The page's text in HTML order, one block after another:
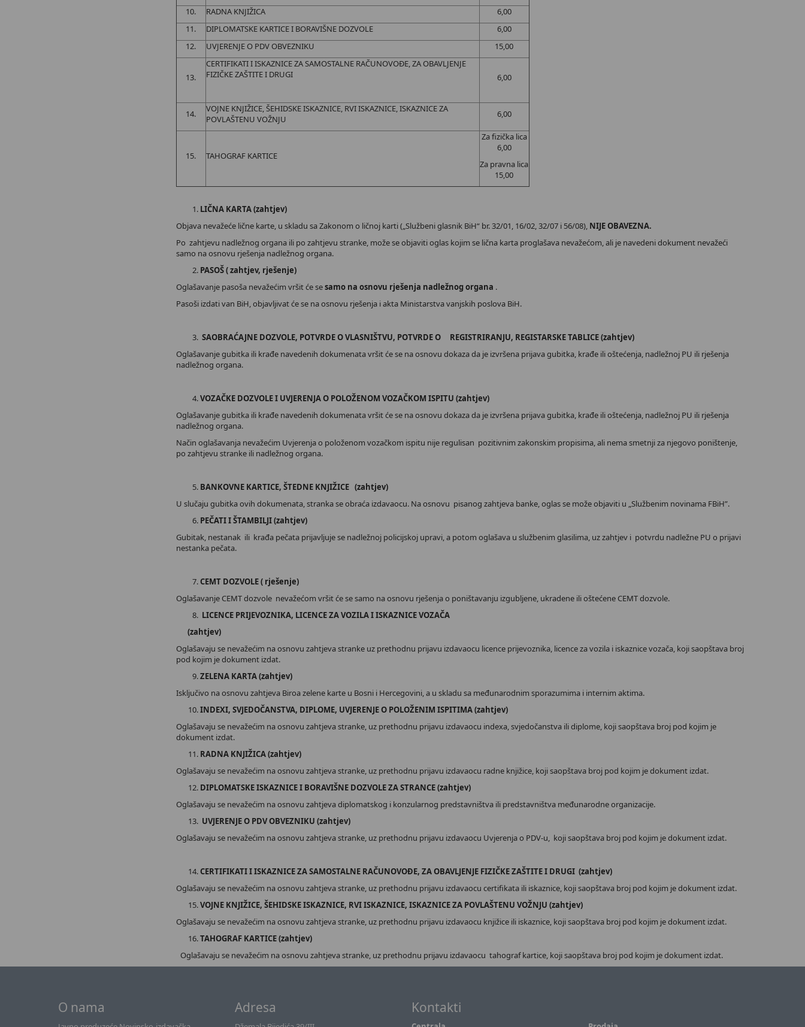
10.
RADNA KNJIŽICA
6,00
11.
DIPLOMATSKE KARTICE I BORAVIŠNE DOZVOLE
6,00
12.
UVJERENJE O PDV OBVEZNIKU 15,00
13.
CERTIFIKATI I ISKAZNICE ZA SAMOSTALNE RAČUNOVOĐE, ZA OBAVLJENJE
FIZIČKE ZAŠTITE I DRUGI
6,00
14.
VOJNE KNJIŽICE, ŠEHIDSKE ISKAZNICE, RVI ISKAZNICE, ISKAZNICE ZA
POVLAŠTENU VOŽNJU
6,00
15. TAHOGRAF KARTICE
Za fizička lica
6,00
Za pravna lica
15,00
LIČNA KARTA (zahtjev)
Objava nevažeće lične karte, u skladu sa Zakonom o ličnoj karti („Službeni glasnik BiH“ br. 32/01, 16/02, 32/07 i 56/08), NIJE OBAVEZNA.
Po zahtjevu nadležnog organa ili po zahtjevu stranke, može se objaviti oglas kojim se lična karta proglašava nevažećom, ali je navedeni dokument nevažeći
samo na osnovu rješenja nadležnog organa.
PASOŠ ( zahtjev, rješenje)
Oglašavanje pasoša nevažećim vršit će sesamo na osnovu rješenja nadležnog organa .
Pasoši izdati van BiH, objavljivat će se na osnovu rješenja i akta Ministarstva vanjskih poslova BiH.
SAOBRAĆAJNE DOZVOLE, POTVRDE O VLASNIŠTVU, POTVRDE O REGISTRIRANJU, REGISTARSKE TABLICE (zahtjev)
Oglašavanje gubitka ili krađe navedenih dokumenata vršit će se na osnovu dokaza da je izvršena prijava gubitka, krađe ili oštećenja, nadležnoj PU ili rješenja
nadležnog organa.
VOZAČKE DOZVOLE I UVJERENJA O POLOŽENOM VOZAČKOM ISPITU (zahtjev)
Oglašavanje gubitka ili krađe navedenih dokumenata vršit će se na osnovu dokaza da je izvršena prijava gubitka, krađe ili oštećenja, nadležnoj PU ili rješenja
nadležnog organa.
Način oglašavanja nevažećim Uvjerenja o položenom vozačkom ispitu nije regulisan pozitivnim zakonskim propisima, ali nema smetnji za njegovo poništenje,
po zahtjevu stranke ili nadležnog organa.
BANKOVNE KARTICE, ŠTEDNE KNJIŽICE (zahtjev)
U slučaju gubitka ovih dokumenata, stranka se obraća izdavaocu. Na osnovu pisanog zahtjeva banke, oglas se može objaviti u „Službenim novinama FBiH”.
PEČATI I ŠTAMBILJI (zahtjev)
Gubitak, nestanak ili krađa pečata prijavljuje se nadležnoj policijskoj upravi, a potom oglašava u službenim glasilima, uz zahtjev i potvrdu nadležne PU o prijavi
nestanka pečata.
CEMT DOZVOLE ( rješenje)
Oglašavanje CEMT dozvole nevažećom vršit će se samo na osnovu rješenja o poništavanju izgubljene, ukradene ili oštećene CEMT dozvole.
LICENCE PRIJEVOZNIKA, LICENCE ZA VOZILA I ISKAZNICE VOZAČA
(zahtjev)
Oglašavaju se nevažećim na osnovu zahtjeva stranke uz prethodnu prijavu izdavaocu licence prijevoznika, licence za vozila i iskaznice vozača, koji saopštava broj
pod kojim je dokument izdat.
ZELENA KARTA (zahtjev)
Isključivo na osnovu zahtjeva Biroa zelene karte u Bosni i Hercegovini, a u skladu sa međunarodnim sporazumima i internim aktima.
INDEXI, SVJEDOČANSTVA, DIPLOME, UVJERENJE O POLOŽENIM ISPITIMA (zahtjev)
Oglašavaju se nevažećim na osnovu zahtjeva stranke, uz prethodnu prijavu izdavaocu indexa, svjedočanstva ili diplome, koji saopštava broj pod kojim je
dokument izdat.
RADNA KNJIŽICA (zahtjev)
Oglašavaju se nevažećim na osnovu zahtjeva stranke, uz prethodnu prijavu izdavaocu radne knjižice, koji saopštava broj pod kojim je dokument izdat.
DIPLOMATSKE ISKAZNICE I BORAVIŠNE DOZVOLE ZA STRANCE (zahtjev)
Oglašavaju se nevažećim na osnovu zahtjeva diplomatskog i konzularnog predstavništva ili predstavništva međunarodne organizacije.
UVJERENJE O PDV OBVEZNIKU (zahtjev)
Oglašavaju se nevažećim na osnovu zahtjeva stranke, uz prethodnu prijavu izdavaocu Uvjerenja o PDV-u, koji saopštava broj pod kojim je dokument izdat.
CERTIFIKATI I ISKAZNICE ZA SAMOSTALNE RAČUNOVOĐE, ZA OBAVLJENJE FIZIČKE ZAŠTITE I DRUGI (zahtjev)
Oglašavaju se nevažećim na osnovu zahtjeva stranke, uz prethodnu prijavu izdavaocu certifikata ili iskaznice, koji saopštava broj pod kojim je dokument izdat.
VOJNE KNJIŽICE, ŠEHIDSKE ISKAZNICE, RVI ISKAZNICE, ISKAZNICE ZA POVLAŠTENU VOŽNJU (zahtjev)
Oglašavaju se nevažećim na osnovu zahtjeva stranke, uz prethodnu prijavu izdavaocu knjižice ili iskaznice, koji saopštava broj pod kojim je dokument izdat.
TAHOGRAF KARTICE (zahtjev)
Oglašavaju se nevažećim na osnovu zahtjeva stranke, uz prethodnu prijavu izdavaocu tahograf kartice, koji saopštava broj pod kojim je dokument izdat.
O nama Adresa Kontakti